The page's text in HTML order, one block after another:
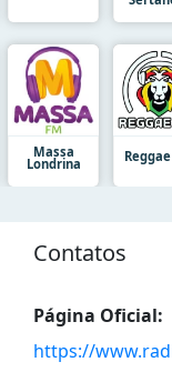
Massa
Londrina
Contatos
Página Oficial:
https://